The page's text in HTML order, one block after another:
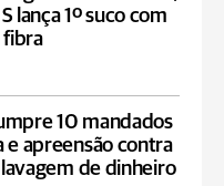
lança 1º suco com
fibra
10 mandados
e apreensão contra
de dinheiro